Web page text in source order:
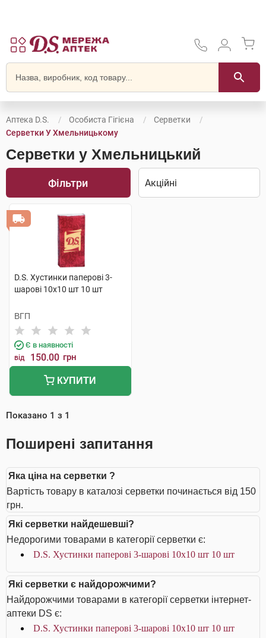
Аптека D.S. Особиста Гігієна
Серветки
Серветки У Хмельницькому
Серветки у Хмельницький
Фільтри
D.S. Хустинки паперові 3-
шарові 10х10 шт 10 шт
ВГП
Є в наявності
від 150.00 грн
КУПИТИ
Показано 1 з 1
Поширені запитання
Яка ціна на серветки ?
Вартість товару в каталозі серветки починається від 150
грн.
Які серветки найдешевші?
Недорогими товарами в категорії серветки є:
D.S. Хустинки паперові 3-шарові 10х10 шт 10 шт
Які серветки є найдорожчими?
Найдорожчими товарами в категорії серветки інтернет-
аптеки DS є:
D.S. Хустинки паперові 3-шарові 10х10 шт 10 шт